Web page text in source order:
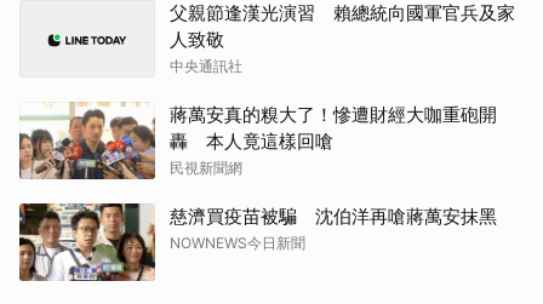
父親節逢漢光演習 賴總統向國軍官兵及家
人致敬
中央通訊社
蔣萬安真的糗大了！慘遭財經大咖重砲開
轟 本人竟這樣回嗆
民視新聞網
慈濟買疫苗被騙 沈伯洋再嗆蔣萬安抹黑
NOWNEWS今日新聞